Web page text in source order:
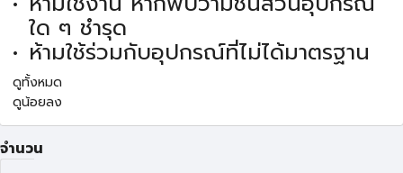
ใด ๆ ชำรุด
ห้ามใช้ร่วมกับอุปกรณ์ที่ไม่ได้มาตรฐาน
ดูทั้งหมด
ดูน้อยลง
จำนวน